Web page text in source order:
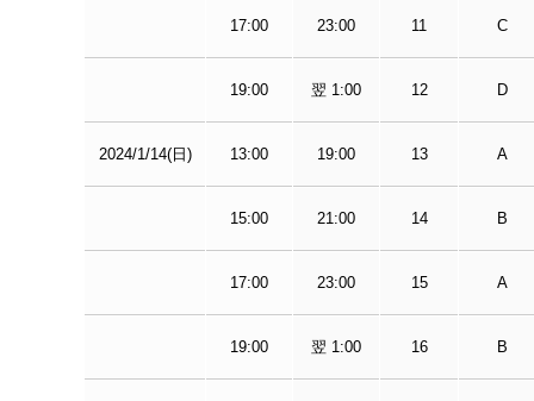
17:00 23:00 11 C
19:00 翌 1:00 12 D
2024/1/14(日) 13:00 19:00 13 A
15:00 21:00 14 B
17:00 23:00 15 A
19:00 翌 1:00 16 B